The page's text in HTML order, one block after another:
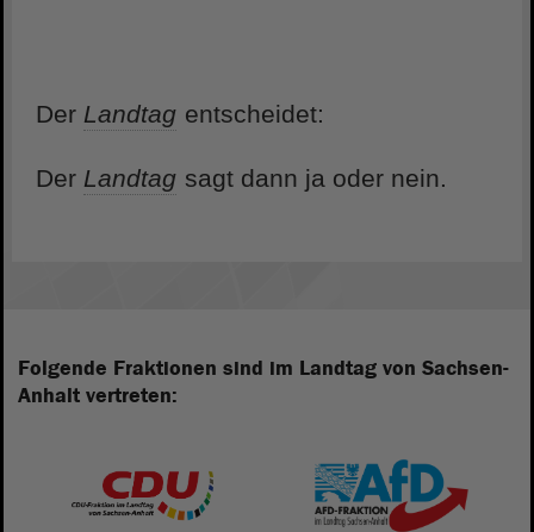
Der Landtag entscheidet:
Der Landtag sagt dann ja oder nein.
Folgende Fraktionen sind im Landtag von Sachsen-
Anhalt vertreten: